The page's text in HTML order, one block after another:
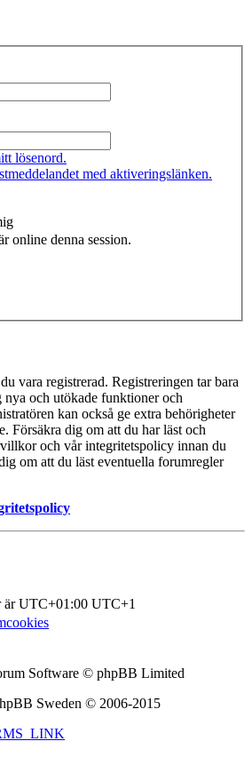
lösenord.
med aktiveringslänken.
online denna session.
vara registrerad. Registreringen tar bara
och utökade funktioner och
kan också ge extra behörigheter
Försäkra dig om att du har läst och
och vår integritetspolicy innan du
om att du läst eventuella forumregler
är UTC+01:00 UTC+1
Software © phpBB Limited
Sweden © 2006-2015